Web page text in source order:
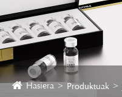
Hasiera Produktuak